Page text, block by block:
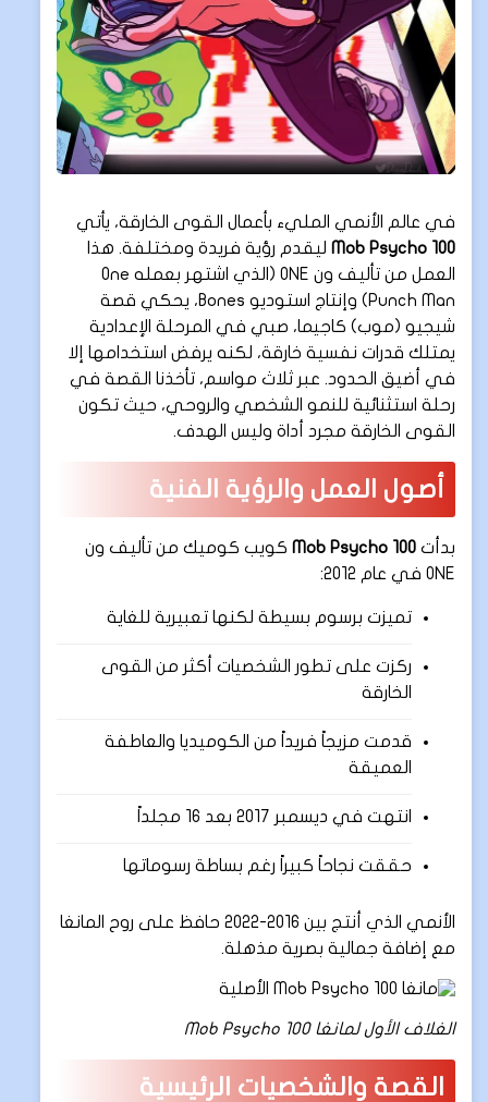
في عالم الأنمي المليء بأعمال القوى الخارقة، يأتي
Mob Psycho 100 ليقدم رؤية فريدة ومختلفة. هذا
العمل من تأليف ون ONE (الذي اشتهر بعمله One
Punch Man) وإنتاج استوديو Bones، يحكي قصة
شيجيو (موب) كاجيما، صبي في المرحلة الإعدادية
يمتلك قدرات نفسية خارقة، لكنه يرفض استخدامها إلا
في أضيق الحدود. عبر ثلاث مواسم، تأخذنا القصة في
رحلة استثنائية للنمو الشخصي والروحي، حيث تكون
القوى الخارقة مجرد أداة وليس الهدف.
أصول العمل والرؤية الفنية
بدأت Mob Psycho 100 كويب كوميك من تأليف ون
ONE في عام 2012:
تميزت برسوم بسيطة لكنها تعبيرية للغاية
ركزت على تطور الشخصيات أكثر من القوى
الخارقة
قدمت مزيجاً فريداً من الكوميديا والعاطفة
العميقة
انتهت في ديسمبر 2017 بعد 16 مجلداً
حققت نجاحاً كبيراً رغم بساطة رسوماتها
الأنمي الذي أنتج بين 2016-2022 حافظ على روح المانغا
مع إضافة جمالية بصرية مذهلة.
الغلاف الأول لمانغا Mob Psycho 100
القصة والشخصيات الرئيسية